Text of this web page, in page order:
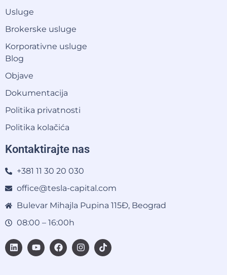
Usluge
Brokerske usluge
Korporativne usluge
Blog
Objave
Dokumentacija
Politika privatnosti
Politika kolačića
Kontaktirajte nas
+381 11 30 20 030
office@tesla-capital.com
Bulevar Mihajla Pupina 115Đ, Beograd
08:00 – 16:00h